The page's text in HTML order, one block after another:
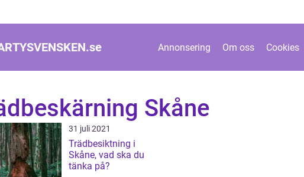
se Annonsering Om oss Cookies
Skåne
31 juli 2021
Trädbesiktning i
Skåne, vad ska du
tänka på?